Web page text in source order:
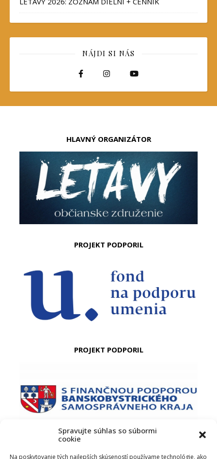
Spravujte súhlas so súbormi
cookie
Na poskytovanie tých najlepších skúseností používame technológie, ako
NÁJDI SI NÁS
HLAVNÝ ORGANIZÁTOR
PROJEKT PODPORIL
PROJEKT PODPORIL
PODUJATIE PODPORIL